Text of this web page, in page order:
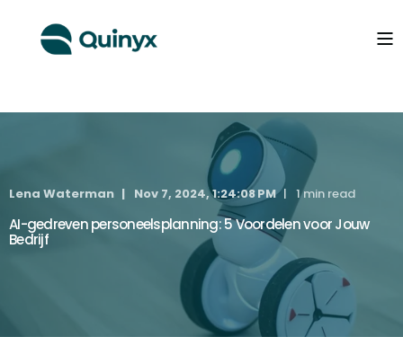
Lena Waterman Nov 7, 2024, 1:24:08 PM 1 min read
AI-gedreven personeelsplanning: 5 Voordelen voor Jouw
Bedrijf